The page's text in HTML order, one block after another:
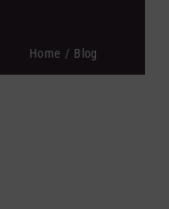
Home Blog